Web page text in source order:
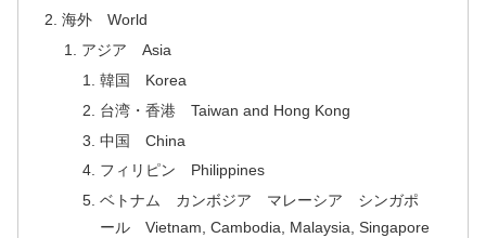
海外 World
アジア Asia
韓国 Korea
台湾・香港 Taiwan and Hong Kong
中国 China
フィリピン Philippines
ベトナム カンボジア マレーシア シンガポ
ール Vietnam, Cambodia, Malaysia, Singapore